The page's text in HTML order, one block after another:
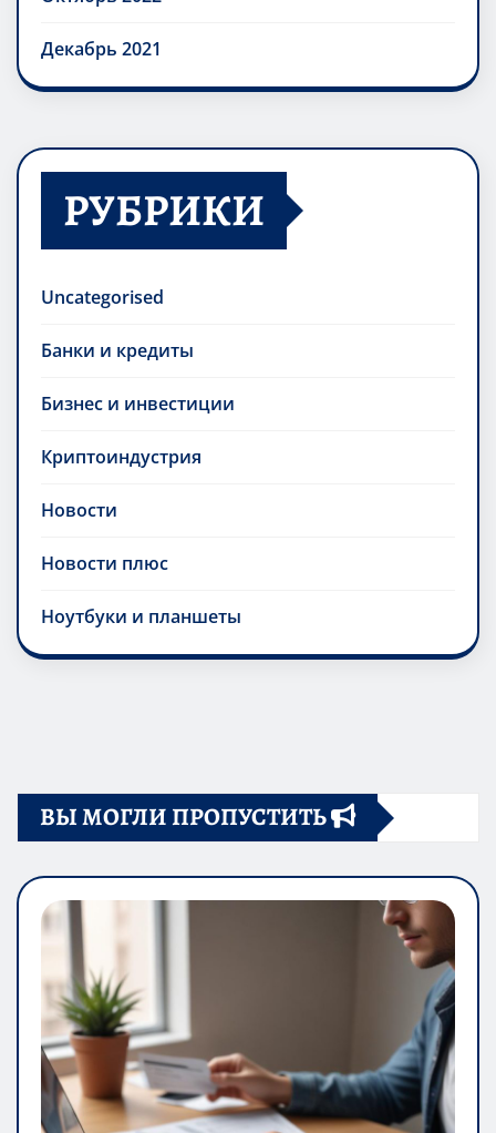
Декабрь 2021
РУБРИКИ
Uncategorised
Банки и кредиты
Бизнес и инвестиции
Криптоиндустрия
Новости
Новости плюс
Ноутбуки и планшеты
ВЫ МОГЛИ ПРОПУСТИТЬ